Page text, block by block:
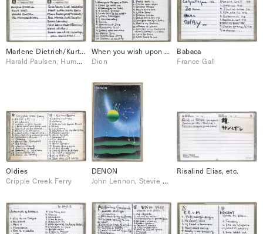
Marlene Dietrich/Kurt Weil/Harald Paulsen/Humoreskimos
Harald Paulsen, Humoreskimos, Kurt Weil, Marlene Dietrich
When you wish upon a star, Come go with me, etc
Dion
Babaca
France Gall
Oldies
Cripple Creek Ferry
DENON
John Lennon, Stevie Wonder, The Doors
Risalind Elias, etc.